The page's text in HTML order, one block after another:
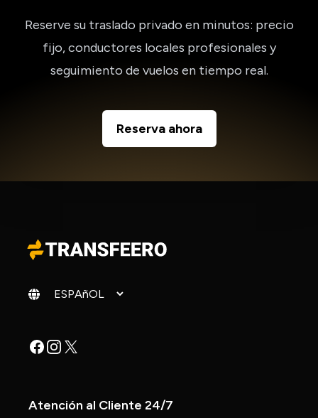
Reserve su traslado privado en minutos: precio
fijo, conductores locales profesionales y
seguimiento de vuelos en tiempo real.
Reserva ahora
Cambiar idioma
Facebook
Instagram
X
Atención al Cliente 24/7